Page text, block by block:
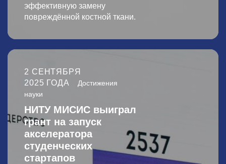
эффективную замену
повреждённой костной ткани.
2 СЕНТЯБРЯ
2025 ГОДА
Достижения
науки
НИТУ МИСИС выиграл
грант на запуск
акселератора
студенческих
стартапов